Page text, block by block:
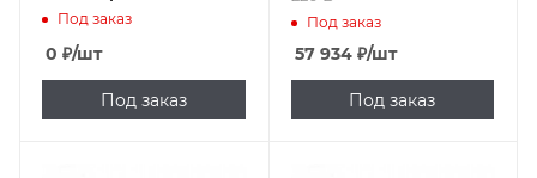
машина PWM-A для
Под заказ
0 ₽/шт
Под заказ
Под заказ
57 934₽/шт
Под заказ